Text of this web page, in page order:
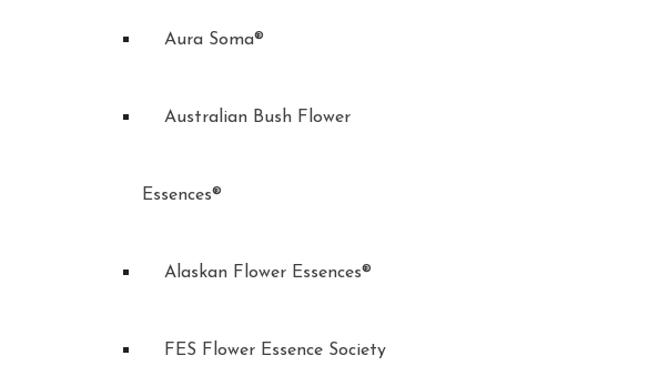
Aura Soma®
Australian Bush Flower
Essences®
Alaskan Flower Essences®
FES Flower Essence Society